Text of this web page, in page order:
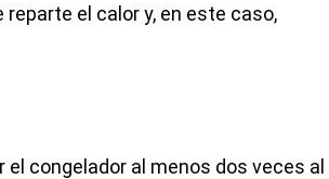
el calor y, en este caso,
congelador al menos dos veces al